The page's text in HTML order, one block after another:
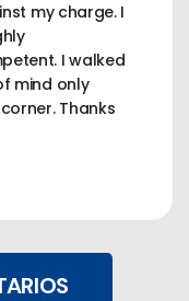
my charge. I
I walked
mind only
Thanks